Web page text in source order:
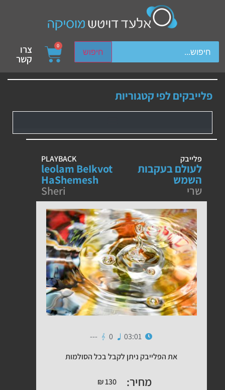
חיפוש
device users, explore by touch or with swipe gestures.
0 צרו
קשר
פלייבקים לפי קטגוריות
פלייבק
לעולם בעקבות
השמש
שרי
PLAYBACK
leolam BeIkvot
HaShemesh
Sheri
03:01
0
---
את הפלייבק ניתן לקבל בכל הסולמות
מחיר: ₪130